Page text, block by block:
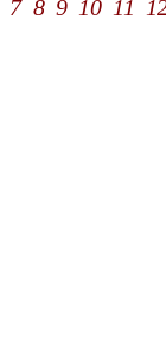
7 8 9 10 11